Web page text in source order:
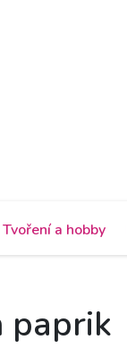
Tvoření a hobby
paprik